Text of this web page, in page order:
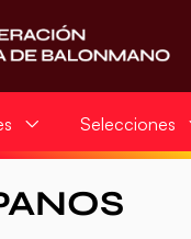
Selecciones